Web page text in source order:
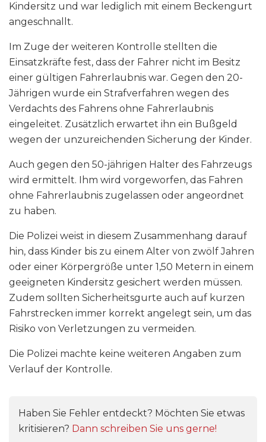
Kindersitz und war lediglich mit einem Beckengurt
angeschnallt.
Im Zuge der weiteren Kontrolle stellten die
Einsatzkräfte fest, dass der Fahrer nicht im Besitz
einer gültigen Fahrerlaubnis war. Gegen den 20-
Jährigen wurde ein Strafverfahren wegen des
Verdachts des Fahrens ohne Fahrerlaubnis
eingeleitet. Zusätzlich erwartet ihn ein Bußgeld
wegen der unzureichenden Sicherung der Kinder.
Auch gegen den 50-jährigen Halter des Fahrzeugs
wird ermittelt. Ihm wird vorgeworfen, das Fahren
ohne Fahrerlaubnis zugelassen oder angeordnet
zu haben.
Die Polizei weist in diesem Zusammenhang darauf
hin, dass Kinder bis zu einem Alter von zwölf Jahren
oder einer Körpergröße unter 1,50 Metern in einem
geeigneten Kindersitz gesichert werden müssen.
Zudem sollten Sicherheitsgurte auch auf kurzen
Fahrstrecken immer korrekt angelegt sein, um das
Risiko von Verletzungen zu vermeiden.
Die Polizei machte keine weiteren Angaben zum
Verlauf der Kontrolle.
Haben Sie Fehler entdeckt? Möchten Sie etwas
kritisieren? Dann schreiben Sie uns gerne!